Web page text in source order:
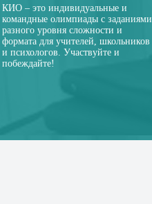
КИО – это индивидуальные и
командные олимпиады с заданиями
разного уровня сложности и
формата для учителей, школьников
и психологов. Участвуйте и
побеждайте!